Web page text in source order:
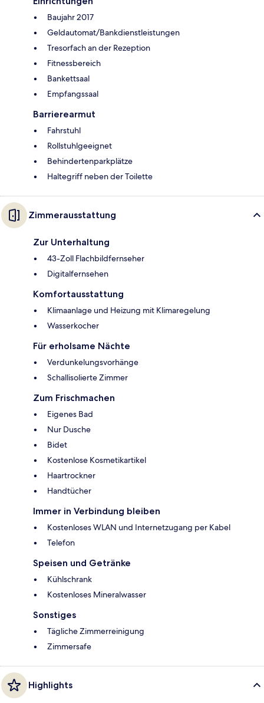
Baujahr 2017
Geldautomat/Bankdienstleistungen
Tresorfach an der Rezeption
Fitnessbereich
Bankettsaal
Empfangssaal
Barrierearmut
Fahrstuhl
Rollstuhlgeeignet
Behindertenparkplätze
Haltegriff neben der Toilette
Zimmerausstattung
Zur Unterhaltung
43-Zoll Flachbildfernseher
Digitalfernsehen
Komfortausstattung
Klimaanlage und Heizung mit Klimaregelung
Wasserkocher
Für erholsame Nächte
Verdunkelungsvorhänge
Schallisolierte Zimmer
Zum Frischmachen
Eigenes Bad
Nur Dusche
Bidet
Kostenlose Kosmetikartikel
Haartrockner
Handtücher
Immer in Verbindung bleiben
Kostenloses WLAN und Internetzugang per Kabel
Telefon
Speisen und Getränke
Kühlschrank
Kostenloses Mineralwasser
Sonstiges
Tägliche Zimmerreinigung
Zimmersafe
Highlights